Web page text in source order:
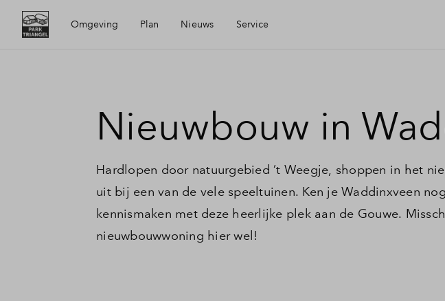
Omgeving
Voorzieningen
Plan
Buurten
Duurzaamheid
Planning
Nieuws Service
Financiele check
Financiering
Toewijzing
Nieuwbouw in
Hardlopen door natuurgebied ’t Weegje, shoppen in het
uit bij een van de vele speeltuinen. Ken je Waddinxveen
kennismaken met deze heerlijke plek aan de Gouwe.
nieuwbouwwoning hier wel!